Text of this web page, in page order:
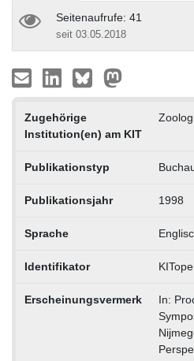
Seitenaufrufe: 41
seit 03.05.2018
Zugehörige
Institution(en) am KIT
Publikationstyp
Publikationsjahr 1998
Sprache
Identifikator
Erscheinungsvermerk
In: